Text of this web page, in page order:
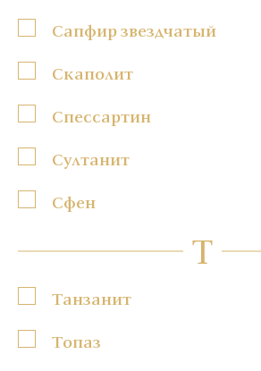
Сапфир звездчатый
Скаполит
Спессартин
Султанит
Сфен
Т
Танзанит
Топаз